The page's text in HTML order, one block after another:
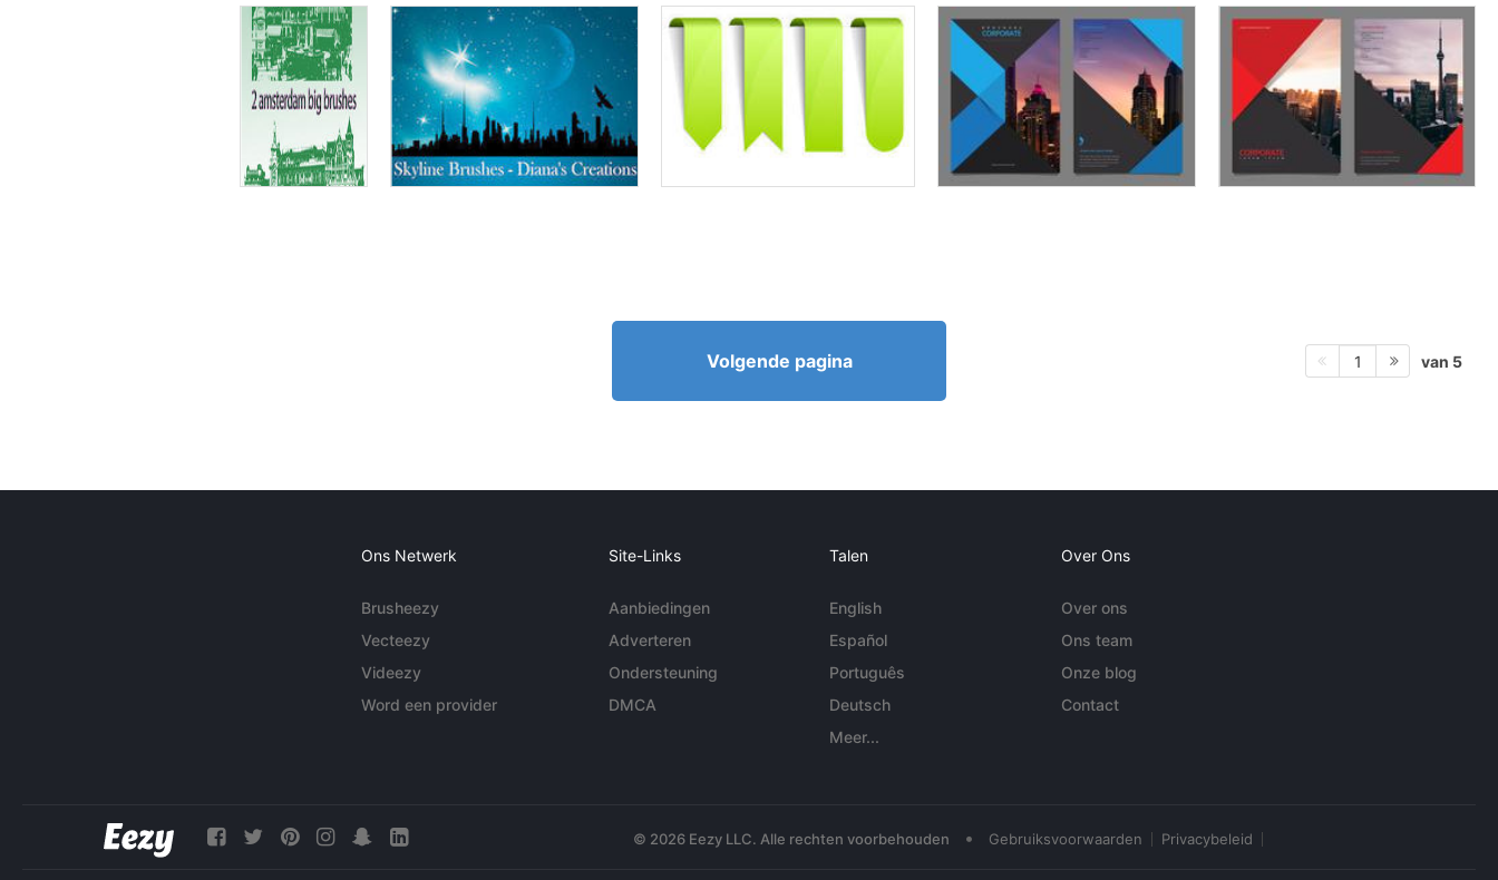
Volgende pagina 1 van 5
Ons Netwerk
Brusheezy
Vecteezy
Videezy
Word een provider
Site-Links
Aanbiedingen
Adverteren
Ondersteuning
DMCA
Talen
English
Español
Português
Deutsch
Meer...
Over Ons
Over ons
Ons team
Onze blog
Contact
© 2026 Eezy LLC. Alle rechten voorbehouden • Gebruiksvoorwaarden Privacybeleid